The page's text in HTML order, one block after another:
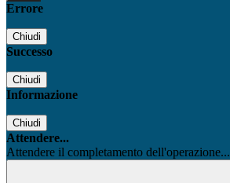
Errore
Chiudi
Successo
Chiudi
Informazione
Chiudi
Attendere...
Attendere il completamento dell'operazione...